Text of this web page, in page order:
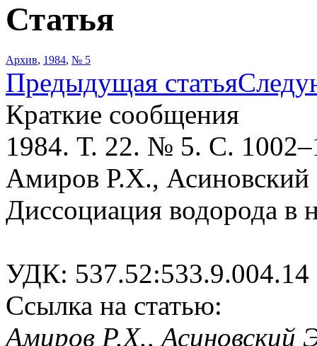
Статья
Архив, 1984, № 5
Предыдущая статья
Краткие сообщения
1984. Т. 22. № 5. С.
Амиров Р.Х.,
Диссоциация водорода в
УДК: 537.52:533.9.004.14
Ссылка на статью:
Амиров Р.Х., Асиновский